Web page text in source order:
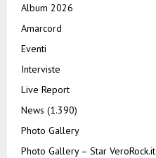
Album 2026
Amarcord
Eventi
Interviste
Live Report
News (1.390)
Photo Gallery
Photo Gallery – Star VeroRock.it